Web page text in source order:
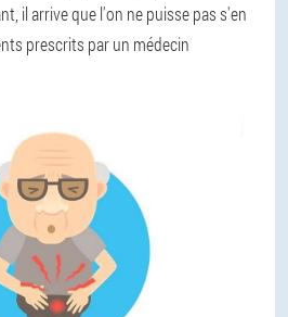
il arrive que l'on ne puisse pas s'en
prescrits par un médecin